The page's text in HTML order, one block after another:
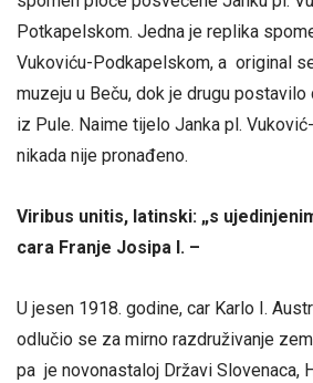
Potkapelskom. Jedna je replika
Vukoviću-Podkapelskom, a original
muzeju u Beču, dok je drugu
iz Pule. Naime tijelo Janka pl.
nikada nije pronađeno.
Viribus unitis, latinski: „s
cara Franje Josipa I. –
U jesen 1918. godine, car Karlo I.
odlučio se za mirno razdruživanje
pa je novonastaloj Državi Slovenaca,